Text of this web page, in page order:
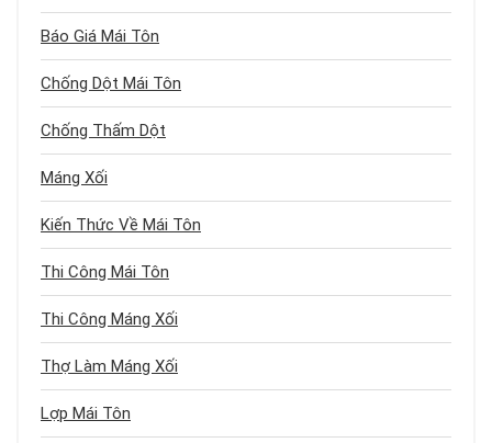
Báo Giá Mái Tôn
Chống Dột Mái Tôn
Chống Thấm Dột
Máng Xối
Kiến Thức Về Mái Tôn
Thi Công Mái Tôn
Thi Công Máng Xối
Thợ Làm Máng Xối
Lợp Mái Tôn